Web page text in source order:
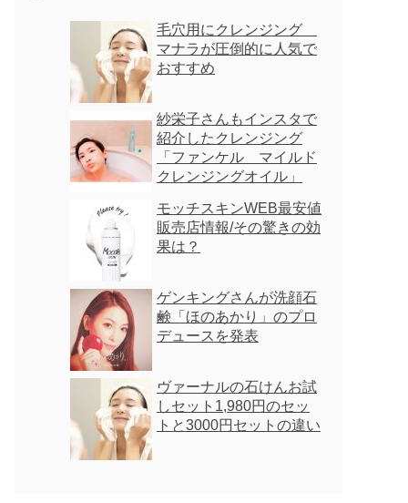
毛穴用にクレンジング
マナラが圧倒的に人気で
おすすめ
紗栄子さんもインスタで
紹介したクレンジング
「ファンケル マイルド
クレンジングオイル」
モッチスキンWEB最安値
販売店情報/その驚きの効
果は？
ゲンキングさんが洗顔石
鹸「ほのあかり」のプロ
デュースを発表
ヴァーナルの石けんお試
しセット1,980円のセッ
トと3000円セットの違い